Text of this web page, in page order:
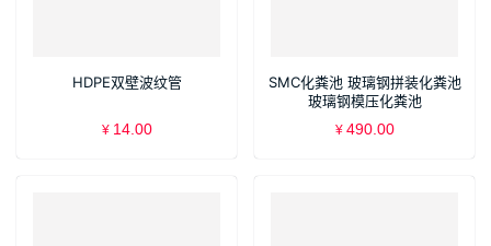
HDPE双壁波纹管
¥ 14.00
SMC化粪池 玻璃钢拼装化粪池
玻璃钢模压化粪池
¥ 490.00